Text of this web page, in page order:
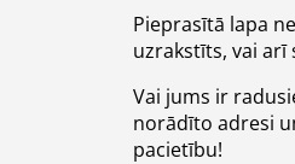
Pieprasītā lapa
uzrakstīts, vai
Vai jums ir
norādīto adresi
pacietību!